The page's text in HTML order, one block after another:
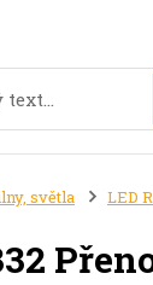
světla LED